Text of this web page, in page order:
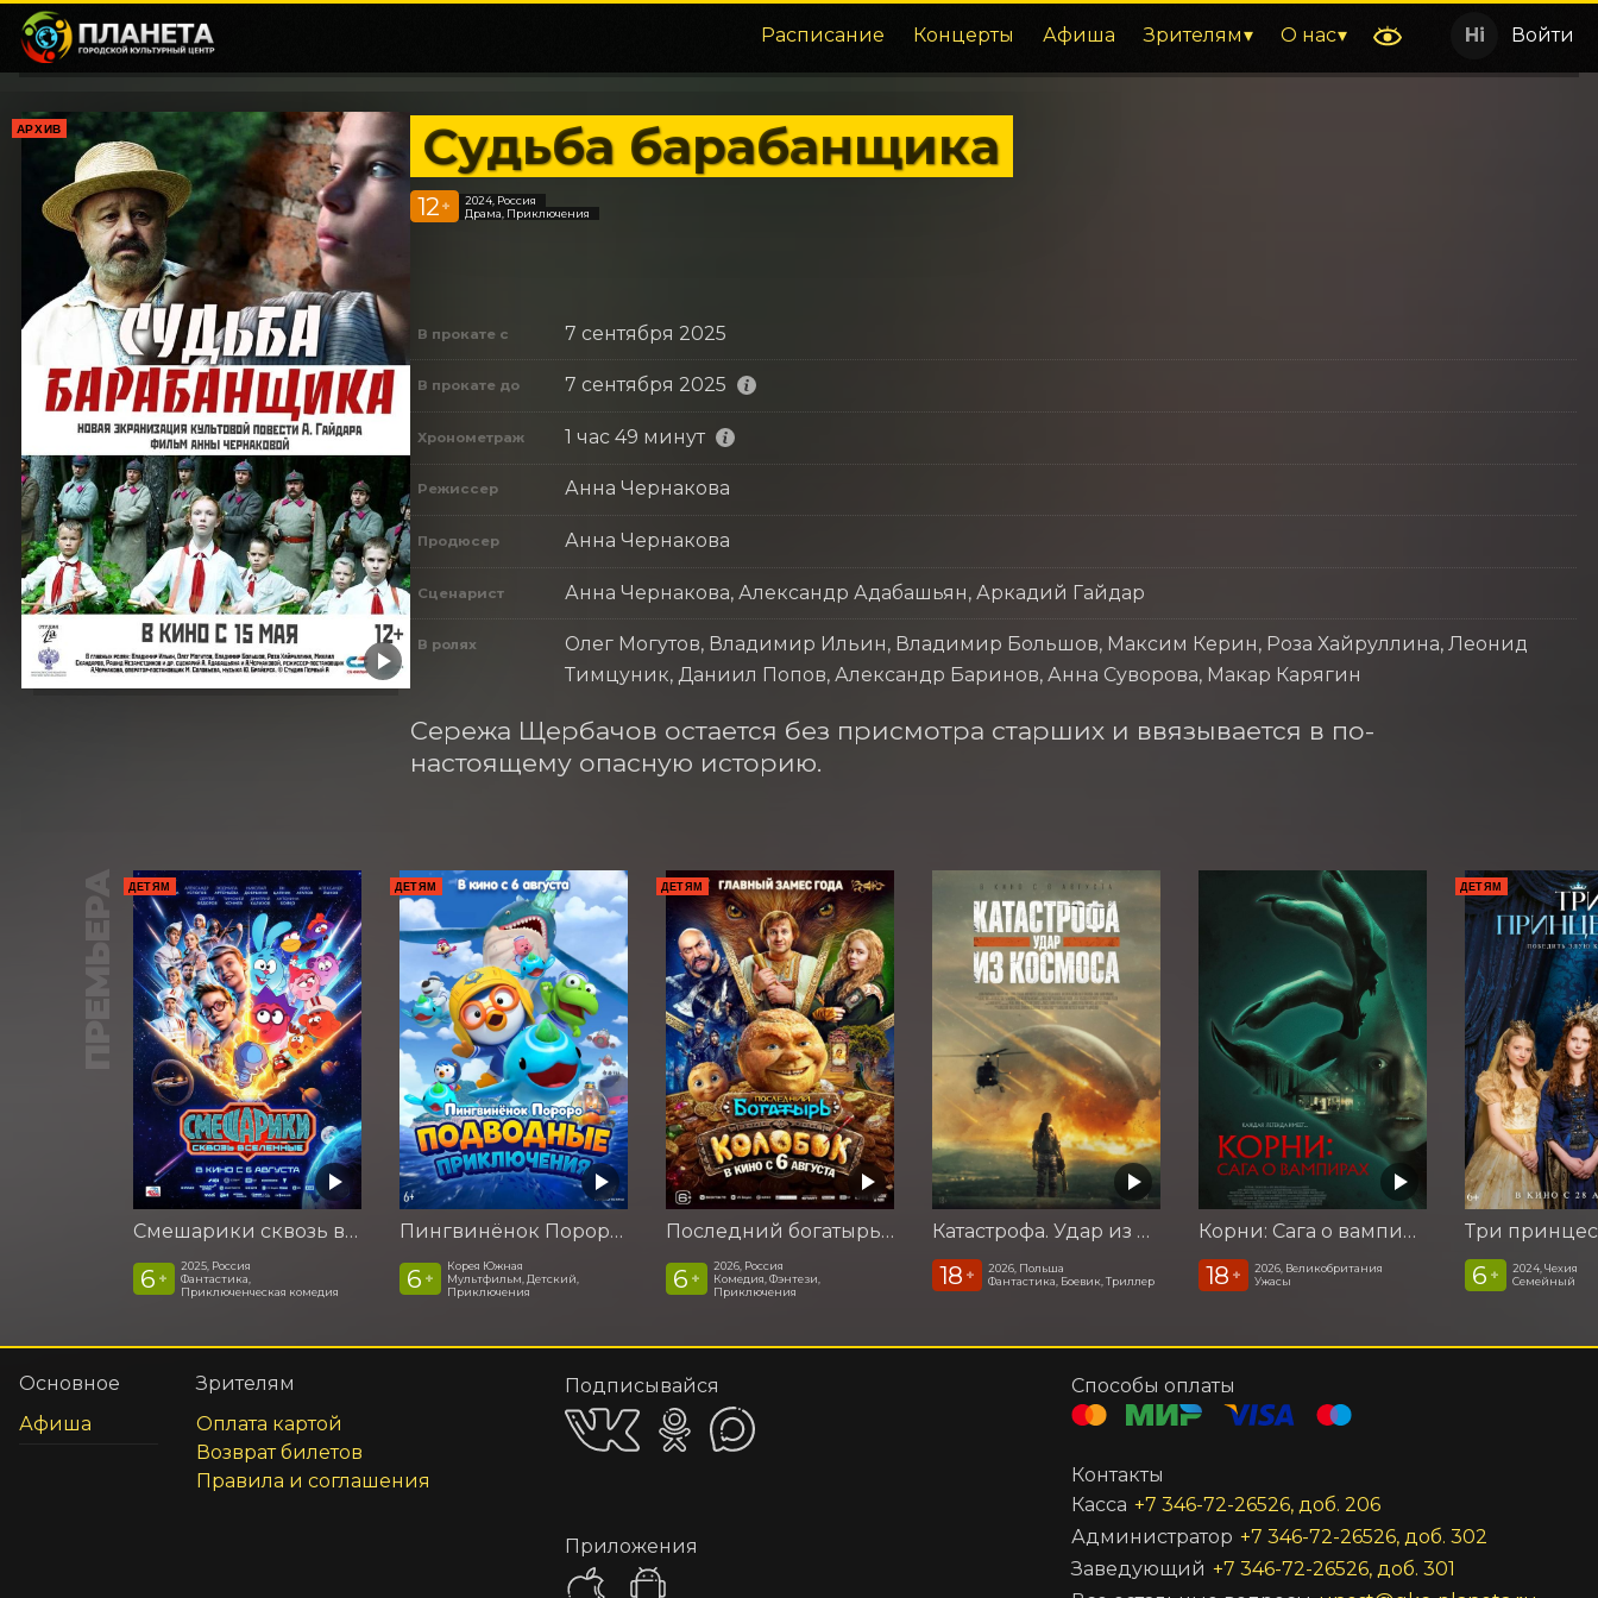
Расписание Концерты Афиша Зрителям О нас Войти
АРХИВ Судьба барабанщика
12 +
2024, Россия
Драма, Приключения
В прокате с 7 сентября 2025
В прокате до 7 сентября 2025
Хронометраж 1 час 49 минут
Режиссер Анна Чернакова
Продюсер Анна Чернакова
Сценарист Анна Чернакова, Александр Адабашьян, Аркадий Гайдар
В ролях
Олег Могутов, Владимир Ильин, Владимир Большов, Максим Керин, Роза Хайруллина, Леонид
Тимцуник, Даниил Попов, Александр Баринов, Анна Суворова, Макар Карягин
Сережа Щербачов остается без присмотра старших и ввязывается в по-
настоящему опасную историю.
ПРЕМЬЕРА ДЕТЯМ
Смешарики сквозь вселенные
6 +
2025, Россия
Фантастика,
Приключенческая комедия
ДЕТЯМ
Пингвинёнок Пороро: Подводные приключения
6 +
Корея Южная
Мультфильм, Детский,
Приключения
ДЕТЯМ
Последний богатырь. Колобок
6 +
2026, Россия
Комедия, Фэнтези,
Приключения
Катастрофа. Удар из космоса
18 +
2026, Польша
Фантастика, Боевик, Триллер
Корни: Сага о вампирах
18 +
2026, Великобритания
Ужасы
ДЕТЯМ
Три
6 +
2024, Чехия
Семейный
Основное
Афиша
Зрителям
Оплата картой
Возврат билетов
Правила и соглашения
Подписывайся
Приложения
Способы оплаты
Контакты
Касса +7 346-72-26526, доб. 206
Администратор +7 346-72-26526, доб. 302
Заведующий +7 346-72-26526, доб. 301